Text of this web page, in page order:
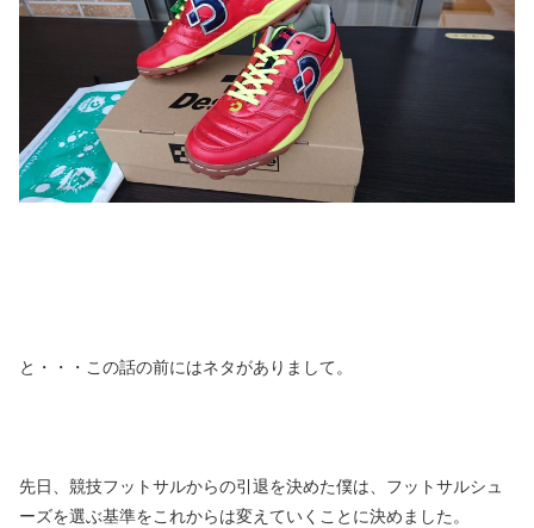
と・・・この話の前にはネタがありまして。
先日、競技フットサルからの引退を決めた僕は、フットサルシュ
ーズを選ぶ基準をこれからは変えていくことに決めました。